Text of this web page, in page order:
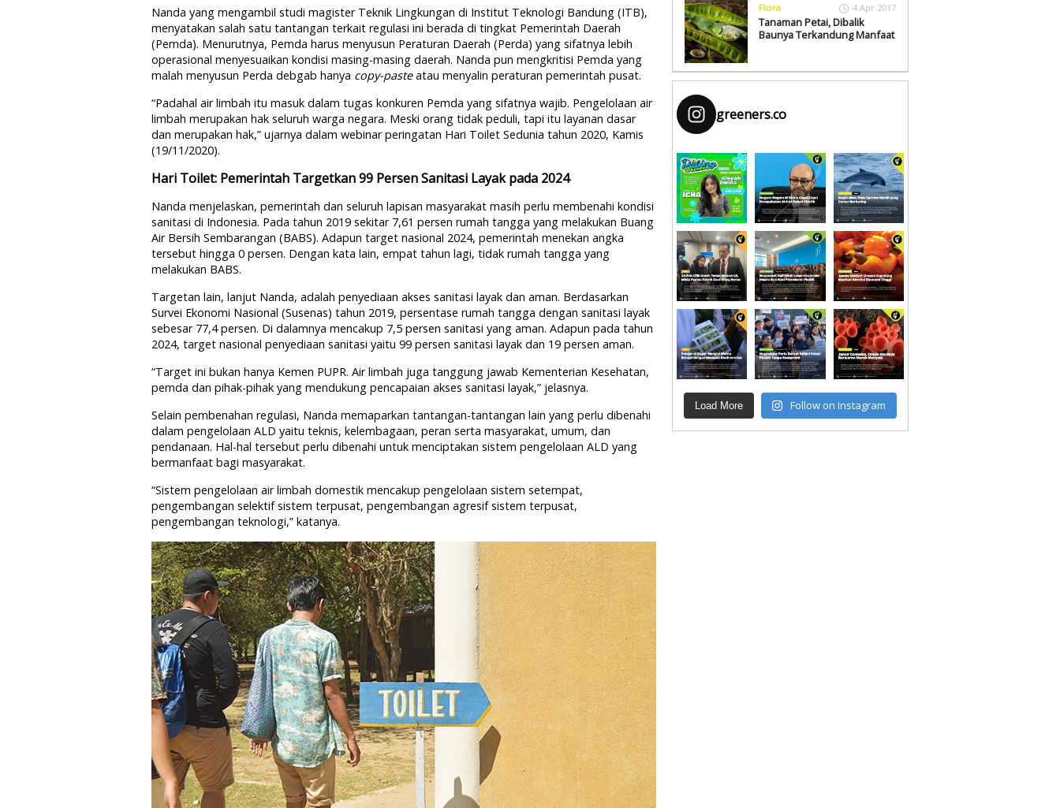
Nanda yang mengambil studi magister Teknik Lingkungan di Institut Teknologi Bandung (ITB),
menyatakan salah satu tantangan terkait regulasi ini berada di tingkat Pemerintah Daerah
(Pemda). Menurutnya, Pemda harus menyusun Peraturan Daerah (Perda) yang sifatnya lebih
operasional menyesuaikan kondisi masing-masing daerah. Nanda pun mengkritisi Pemda yang
malah menyusun Perda debgab hanya copy-pasteatau menyalin peraturan pemerintah pusat.
“Padahal air limbah itu masuk dalam tugas konkuren Pemda yang sifatnya wajib. Pengelolaan air
limbah merupakan hak seluruh warga negara. Meski orang tidak peduli, tapi itu layanan dasar
dan merupakan hak,” ujarnya dalam webinar peringatan Hari Toilet Sedunia tahun 2020, Kamis
(19/11/2020).
Hari Toilet: Pemerintah Targetkan 99 Persen Sanitasi Layak pada 2024
Nanda menjelaskan, pemerintah dan seluruh lapisan masyarakat masih perlu membenahi kondisi
sanitasi di Indonesia. Pada tahun 2019 sekitar 7,61 persen rumah tangga yang melakukan Buang
Air Bersih Sembarangan (BABS). Adapun target nasional 2024, pemerintah menekan angka
tersebut hingga 0 persen. Dengan kata lain, empat tahun lagi, tidak rumah tangga yang
melakukan BABS.
Targetan lain, lanjut Nanda, adalah penyediaan akses sanitasi layak dan aman. Berdasarkan
Survei Ekonomi Nasional (Susenas) tahun 2019, persentase rumah tangga dengan sanitasi layak
sebesar 77,4 persen. Di dalamnya mencakup 7,5 persen sanitasi yang aman. Adapun pada tahun
2024, target nasional penyediaan sanitasi yaitu 99 persen sanitasi layak dan 19 persen aman.
“Target ini bukan hanya Kemen PUPR. Air limbah juga tanggung jawab Kementerian Kesehatan,
pemda dan pihak-pihak yang mendukung pencapaian akses sanitasi layak,” jelasnya.
Selain pembenahan regulasi, Nanda memaparkan tantangan-tantangan lain yang perlu dibenahi
dalam pengelolaan ALD yaitu teknis, kelembagaan, peran serta masyarakat, umum, dan
pendanaan. Hal-hal tersebut perlu dibenahi untuk menciptakan sistem pengelolaan ALD yang
bermanfaat bagi masyarakat.
“Sistem pengelolaan air limbah domestik mencakup pengelolaan sistem setempat,
pengembangan selektif sistem terpusat, pengembangan agresif sistem terpusat,
pengembangan teknologi,” katanya.
Flora 4 Apr 2017
Tanaman Petai, Dibalik
Baunya Terkandung Manfaat
greeners.co
Load More Follow on Instagram